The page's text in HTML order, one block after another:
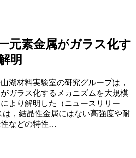
元素金属がガラス化す
明
湖材料実験室の研究グループは，
ガラス化するメカニズムを大規模
より解明した（ニュースリリー
は，結晶性金属にはない高強度や耐
性などの特性…